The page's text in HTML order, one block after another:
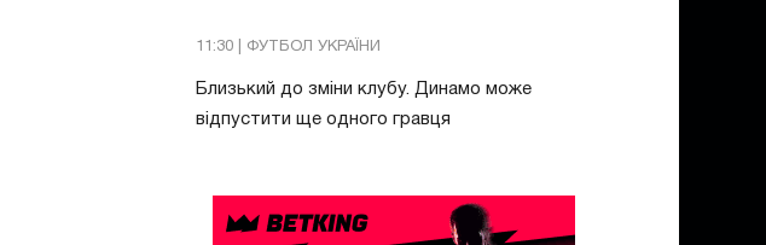
11:30 | ФУТБОЛ УКРАЇНИ
Близький до зміни клубу. Динамо може
відпустити ще одного гравця